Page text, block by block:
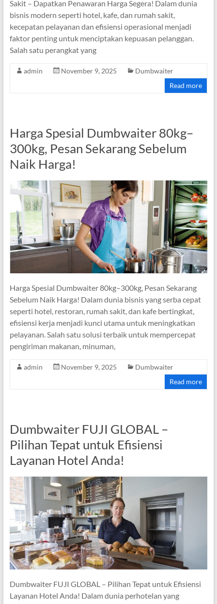
Sakit – Dapatkan Penawaran Harga Segera! Dalam dunia
bisnis modern seperti hotel, kafe, dan rumah sakit,
kecepatan pelayanan dan efisiensi operasional menjadi
faktor penting untuk menciptakan kepuasan pelanggan.
Salah satu perangkat yang
admin November 9, 2025
Dumbwaiter
Read more
Harga Spesial Dumbwaiter 80kg–
300kg, Pesan Sekarang Sebelum
Naik Harga!
Harga Spesial Dumbwaiter 80kg–300kg, Pesan Sekarang
Sebelum Naik Harga! Dalam dunia bisnis yang serba cepat
seperti hotel, restoran, rumah sakit, dan kafe bertingkat,
efisiensi kerja menjadi kunci utama untuk meningkatkan
pelayanan. Salah satu solusi terbaik untuk mempercepat
pengiriman makanan, minuman,
admin November 9, 2025
Dumbwaiter
Read more
Dumbwaiter FUJI GLOBAL –
Pilihan Tepat untuk Efisiensi
Layanan Hotel Anda!
Dumbwaiter FUJI GLOBAL – Pilihan Tepat untuk Efisiensi
Layanan Hotel Anda! Dalam dunia perhotelan yang